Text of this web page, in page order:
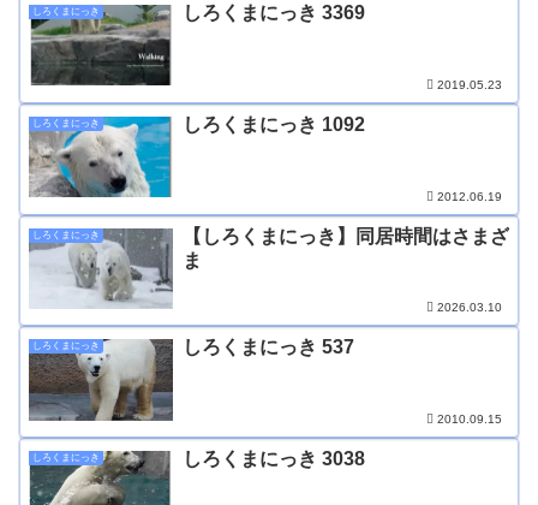
しろくまにっき しろくまにっき 3369
2019.05.23
しろくまにっき しろくまにっき 1092
2012.06.19
しろくまにっき
【しろくまにっき】同居時間はさまざ
ま
2026.03.10
しろくまにっき しろくまにっき 537
2010.09.15
しろくまにっき しろくまにっき 3038